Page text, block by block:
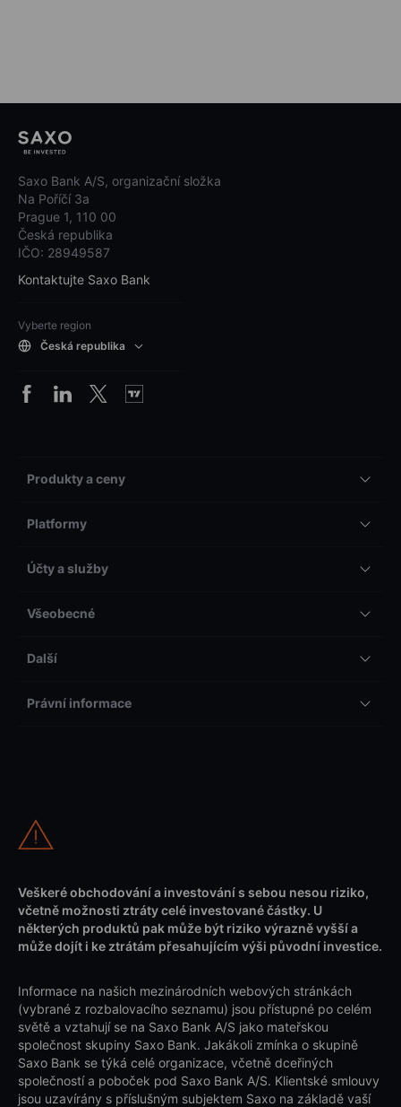
Saxo Bank A/S, organizační složka
Na Poříčí 3a
Prague 1, 110 00
Česká republika
IČO: 28949587
Kontaktujte Saxo Bank
Vyberte region
Česká republika
Produkty a ceny
Platformy
Účty a služby
Všeobecné
Další
Právní informace
Veškeré obchodování a investování s sebou nesou riziko,
včetně možnosti ztráty celé investované částky. U
některých produktů pak může být riziko výrazně vyšší a
může dojít i ke ztrátám přesahujícím výši původní investice.
Informace na našich mezinárodních webových stránkách
(vybrané z rozbalovacího seznamu) jsou přístupné po celém
světě a vztahují se na Saxo Bank A/S jako mateřskou
společnost skupiny Saxo Bank. Jakákoli zmínka o skupině
Saxo Bank se týká celé organizace, včetně dceřiných
společností a poboček pod Saxo Bank A/S. Klientské smlouvy
jsou uzavírány s příslušným subjektem Saxo na základě vaší